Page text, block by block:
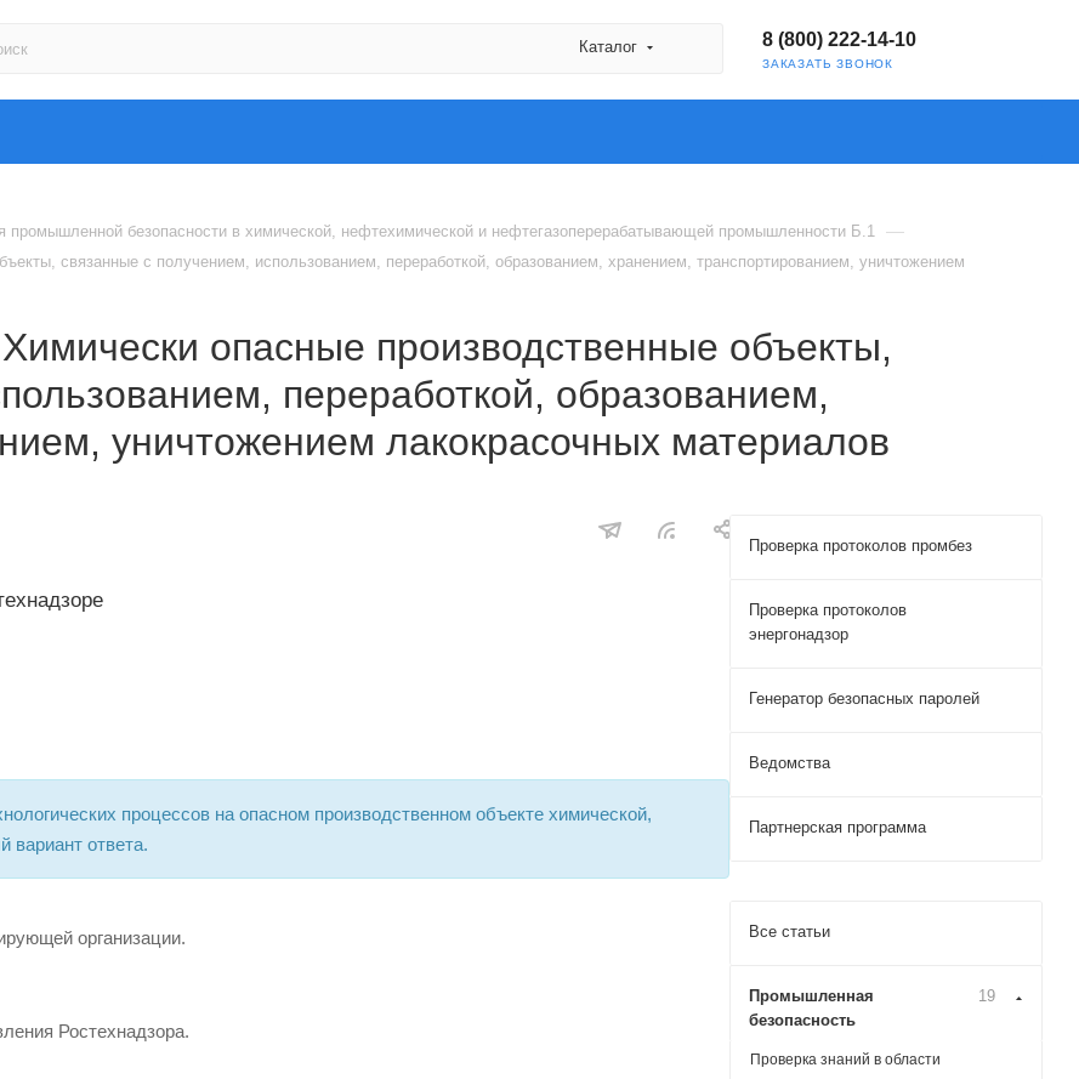
Каталог 8 (800) 222-14-10
ЗАКАЗАТЬ ЗВОНОК
промышленной безопасности в химической, нефтехимической и нефтегазоперерабатывающей промышленности Б.1 —
связанные с получением, использованием, переработкой, образованием, хранением, транспортированием, уничтожением
опасные производственные объекты,
переработкой, образованием,
уничтожением лакокрасочных материалов
процессов на опасном производственном объекте химической,
ответа.
организации.
Ростехнадзора.
Проверка протоколов промбез
Проверка протоколов
энергонадзор
Генератор безопасных паролей
Ведомства
Партнерская программа
Все статьи
Промышленная
безопасность
19
Проверка знаний в области